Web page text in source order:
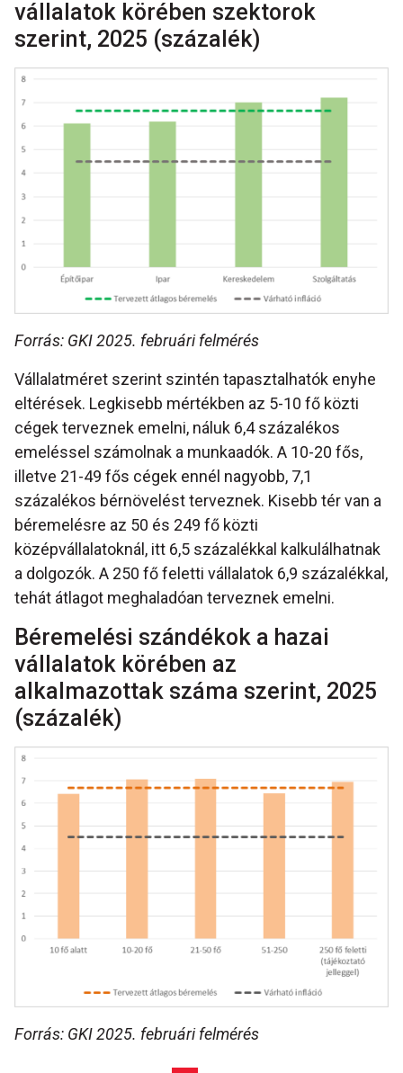
vállalatok körében szektorok
szerint, 2025 (százalék)
Forrás: GKI 2025. februári felmérés
Vállalatméret szerint szintén tapasztalhatók enyhe
eltérések. Legkisebb mértékben az 5-10 fő közti
cégek terveznek emelni, náluk 6,4 százalékos
emeléssel számolnak a munkaadók. A 10-20 fős,
illetve 21-49 fős cégek ennél nagyobb, 7,1
százalékos bérnövelést terveznek. Kisebb tér van a
béremelésre az 50 és 249 fő közti
középvállalatoknál, itt 6,5 százalékkal kalkulálhatnak
a dolgozók. A 250 fő feletti vállalatok 6,9 százalékkal,
tehát átlagot meghaladóan terveznek emelni.
Béremelési szándékok a hazai
vállalatok körében az
alkalmazottak száma szerint, 2025
(százalék)
Forrás: GKI 2025. februári felmérés